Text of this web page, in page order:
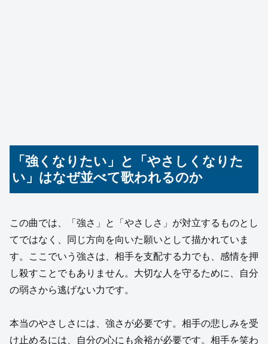
「強くなりたい」と「やさしくなりた
い」はなぜ並べて歌われるのか
この曲では、「強さ」と「やさしさ」が対立するものとし
てではなく、同じ方向を向いた願いとして描かれていま
す。ここでいう強さは、相手を支配する力でも、感情を押
し殺すことでもありません。大切な人を守るために、自分
の弱さから逃げない力です。
本当のやさしさには、強さが必要です。相手の悲しみを受
け止めるには、自分の心にも余裕が必要です。相手を笑わ